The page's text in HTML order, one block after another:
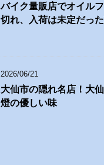
バイク量販店でオイル
切れ、入荷は未定だった
2026/06/21
大仙市の隠れ名店！大
燈の優しい味